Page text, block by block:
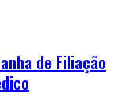
de Filiação